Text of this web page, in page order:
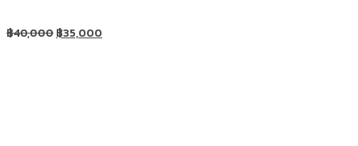
฿40,000฿35,000